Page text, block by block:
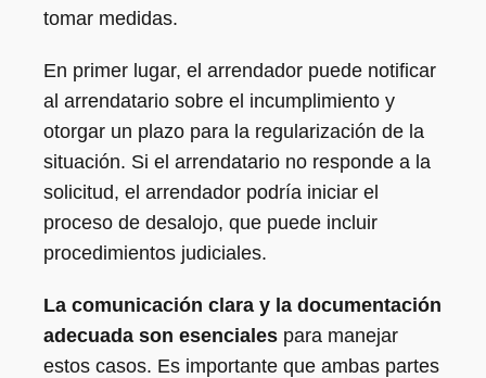
tomar medidas.
En primer lugar, el arrendador puede notificar
al arrendatario sobre el incumplimiento y
otorgar un plazo para la regularización de la
situación. Si el arrendatario no responde a la
solicitud, el arrendador podría iniciar el
proceso de desalojo, que puede incluir
procedimientos judiciales.
La comunicación clara y la documentación
adecuada son esenciales para manejar
estos casos. Es importante que ambas partes